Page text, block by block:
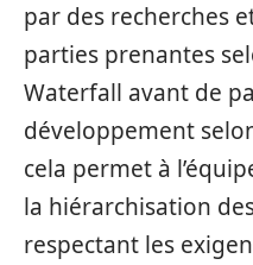
par des recherches
parties prenantes
Waterfall avant de
développement
cela permet à
la hiérarchisation
respectant les